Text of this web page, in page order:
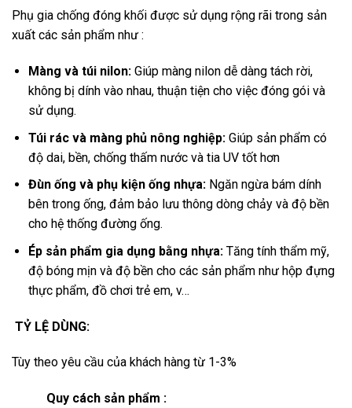
Phụ gia chống đóng khối được sử dụng rộng rãi trong sản
xuất các sản phẩm như :
Màng và túi nilon:Giúp màng nilon dễ dàng tách rời,
không bị dính vào nhau, thuận tiện cho việc đóng gói và
sử dụng.
Túi rác và màng phủ nông nghiệp:Giúp sản phẩm có
độ dai, bền, chống thấm nước và tia UV tốt hơn
Đùn ống và phụ kiện ống nhựa:Ngăn ngừa bám dính
bên trong ống, đảm bảo lưu thông dòng chảy và độ bền
cho hệ thống đường ống.
Ép sản phẩm gia dụng bằng nhựa:Tăng tính thẩm mỹ,
độ bóng mịn và độ bền cho các sản phẩm như hộp đựng
thực phẩm, đồ chơi trẻ em, v…
TỶ LỆ DÙNG:
Tùy theo yêu cầu của khách hàng từ 1-3%
Quy cách sản phẩm :